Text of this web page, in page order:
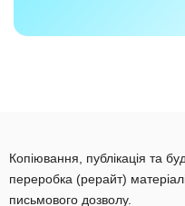
Копіювання, публікація та
переробка (рерайт)
письмового дозволу.